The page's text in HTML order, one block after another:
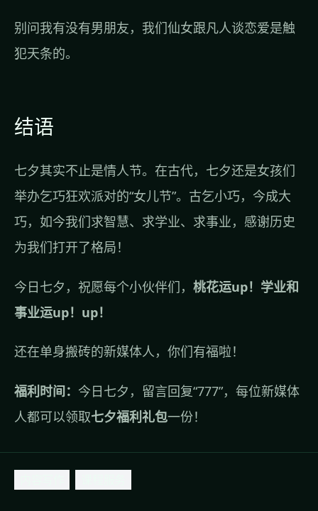
别问我有没有男朋友，我们仙女跟凡人谈恋爱是触
犯天条的。
结语
七夕其实不止是情人节。在古代，七夕还是女孩们
举办乞巧狂欢派对的“女儿节”。古乞小巧，今成大
巧，如今我们求智慧、求学业、求事业，感谢历史
为我们打开了格局！
今日七夕，祝愿每个小伙伴们， 桃花运up！学业和
事业运up！up！
还在单身搬砖的新媒体人，你们有福啦！
福利时间： 今日七夕，留言回复“777”，每位新媒体
人都可以领取七夕福利礼包一份！